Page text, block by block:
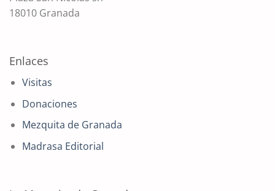
18010 Granada
Enlaces
Visitas
Donaciones
Mezquita de Granada
Madrasa Editorial